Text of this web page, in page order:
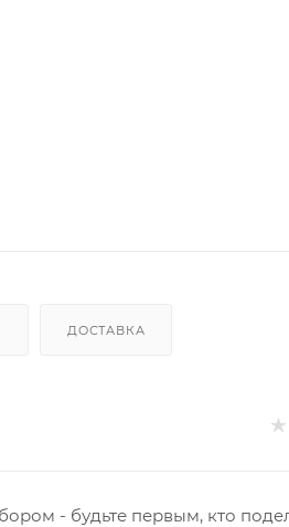
ДОСТАВКА
- будьте первым, кто